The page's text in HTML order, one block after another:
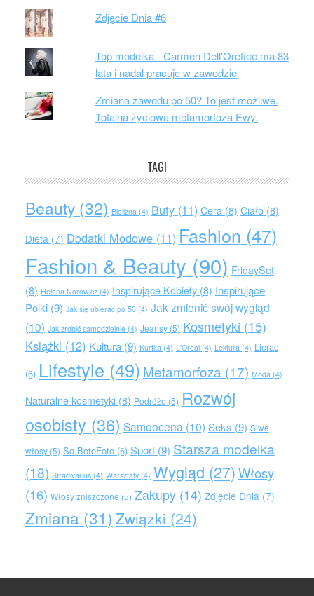
Zdjęcie Dnia #6
Top modelka - Carmen Dell'Orefice ma 83
lata i nadal pracuje w zawodzie
Zmiana zawodu po 50? To jest możliwe.
Totalna życiowa metamorfoza Ewy.
TAGI
Beauty(32) Bielizna(4) Buty(11) Cera(8) Ciało(8)
Dieta(7) Dodatki Modowe(11) Fashion (47)
Fashion & Beauty (90) FridaySet
(8) Helena Norowicz(4) Inspirujące Kobiety(8) Inspirujące
Polki(9) Jak się ubierać po 50(4) Jak zmienić swój wygląd
(10) Jak zrobić samodzielnie(4) Jeansy(5) Kosmetyki (15)
Książki (12) Kultura(9) Kurtka(4) L'Oreal(4) Lektura(4) Lierac
(6) Lifestyle (49) Metamorfoza (17) Moda(4)
Naturalne kosmetyki(8) Podróże (5) Rozwój
osobisty (36) Samoocena (10) Seks (9) Siwe
włosy(5) So-BotoFoto(6) Sport(9) Starsza modelka
(18) Stradivarius(4) Warsztaty(4) Wygląd (27)Włosy
(16) Włosy zniszczone (5) Zakupy(14) Zdjęcie Dnia(7)
Zmiana (31) Związki (24)